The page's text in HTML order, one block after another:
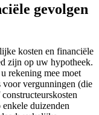
gevolgen
kosten en financiële
zijn op uw hypotheek.
rekening mee moet
voor vergunningen (die
duizenden